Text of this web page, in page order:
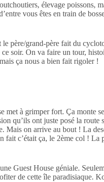
élevage poissons,
vous êtes en train de
père/grand-père fait du
soir. On va faire un tour,
ça nous a bien fait rigoler !
à grimper fort. Ça monte
qu’ils ont juste posé la
on arrive au bout ! La
c’était ça, le 2ème col ! La
Guest House géniale.
de cette île paradisiaque.